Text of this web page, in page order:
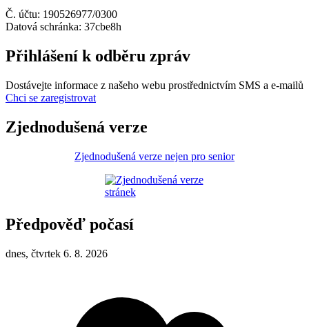
Č. účtu: 190526977/0300
Datová schránka: 37cbe8h
Přihlášení k odběru zpráv
Dostávejte informace z našeho webu prostřednictvím SMS a e-mailů
Chci se zaregistrovat
Zjednodušená verze
Zjednodušená verze nejen pro senior
Předpověď počasí
dnes, čtvrtek 6. 8. 2026